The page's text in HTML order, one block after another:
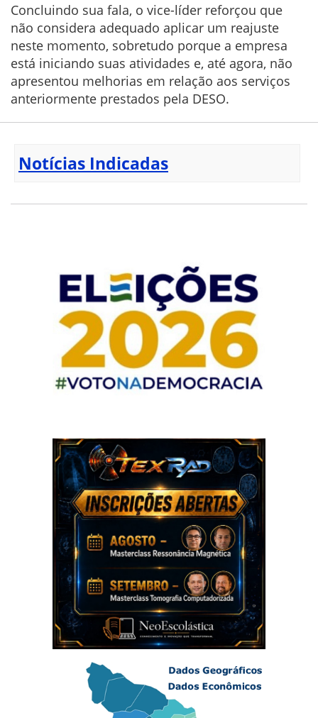
Concluindo sua fala, o vice-líder reforçou que
não considera adequado aplicar um reajuste
neste momento, sobretudo porque a empresa
está iniciando suas atividades e, até agora, não
apresentou melhorias em relação aos serviços
anteriormente prestados pela DESO.
Notícias Indicadas